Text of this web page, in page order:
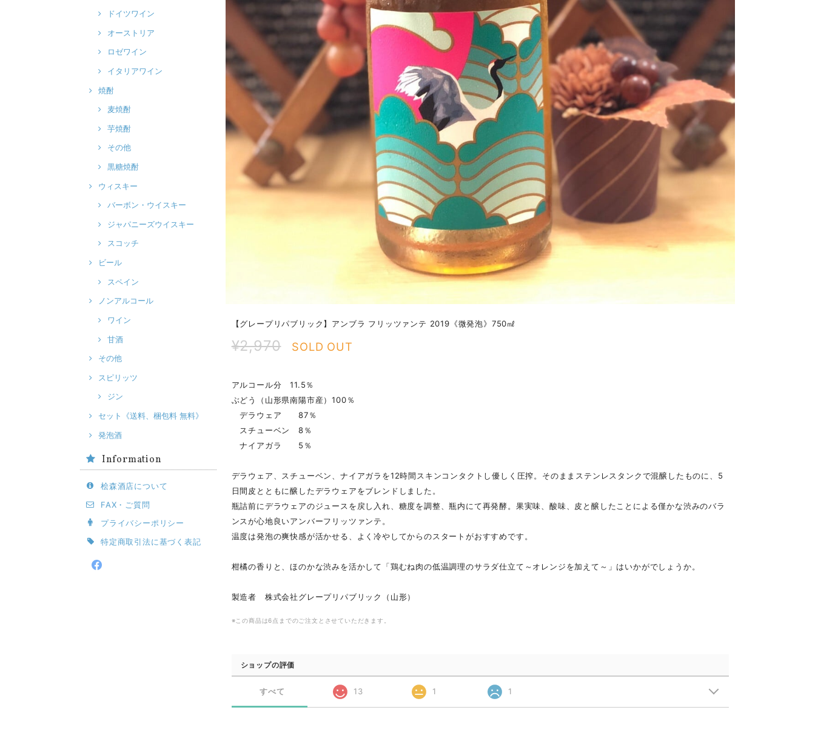
ドイツワイン
オーストリア
ロゼワイン
イタリアワイン
焼酎
麦焼酎
芋焼酎
その他
黒糖焼酎
ウィスキー
バーボン・ウイスキー
ジャパニーズウイスキー
スコッチ
ビール
スペイン
ノンアルコール
ワイン
甘酒
その他
スピリッツ
ジン
セット《送料、梱包料 無料》
発泡酒
Information
桧森酒店について
FAX・ご質問
プライバシーポリシー
特定商取引法に基づく表記
【グレープリパブリック】アンブラ フリッツァンテ 2019《微発泡》750㎖
¥2,970 SOLD OUT
アルコール分 11.5％
ぶどう（山形県南陽市産）100％
デラウェア 87％
スチューベン 8％
ナイアガラ 5％
デラウェア、スチューベン、ナイアガラを12時間スキンコンタクトし優しく圧搾。そのままステンレスタンクで混醸したものに、5
日間皮とともに醸したデラウェアをブレンドしました。
瓶詰前にデラウェアのジュースを戻し入れ、糖度を調整、瓶内にて再発酵。果実味、酸味、皮と醸したことによる僅かな渋みのバラ
ンスが心地良いアンバーフリッツァンテ。
温度は発泡の爽快感が活かせる、よく冷やしてからのスタートがおすすめです。
柑橘の香りと、ほのかな渋みを活かして「鶏むね肉の低温調理のサラダ仕立て～オレンジを加えて～」はいかがでしょうか。
製造者 株式会社グレープリパブリック（山形）
※この商品は6点までのご注文とさせていただきます。
ショップの評価
すべて 13 1 1